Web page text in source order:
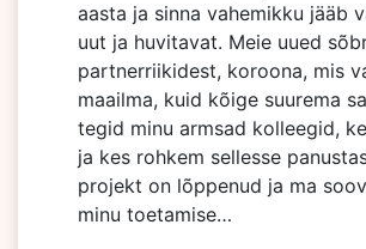
aasta ja sinna vahemikku jääb
uut ja huvitavat. Meie uued
partnerriikidest, koroona, mis
maailma, kuid kõige suurema
tegid minu armsad kolleegid,
ja kes rohkem sellesse
projekt on lõppenud ja ma
minu toetamise…